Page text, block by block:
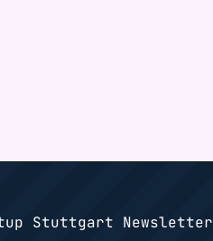
Stuttgart Newsletter